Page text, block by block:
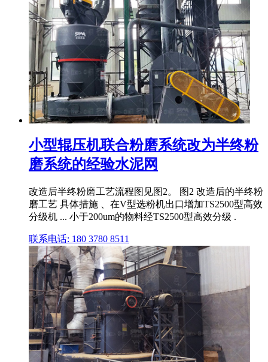
小型辊压机联合粉磨系统改为半终粉
磨系统的经验水泥网
改造后半终粉磨工艺流程图见图2。 图2 改造后的半终粉
磨工艺 具体措施 、在V型选粉机出口增加TS2500型高效
分级机 ... 小于200um的物料经TS2500型高效分级 .
联系电话: 180 3780 8511